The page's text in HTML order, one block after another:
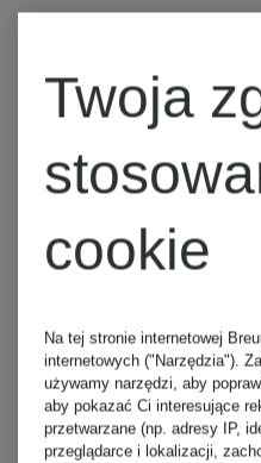
Twoja
cookie
Na tej stronie internetowej
internetowych ("Narzędzia").
używamy narzędzi, aby
aby pokazać Ci interesujące
przetwarzane (np. adresy IP,
przeglądarce i lokalizacji,